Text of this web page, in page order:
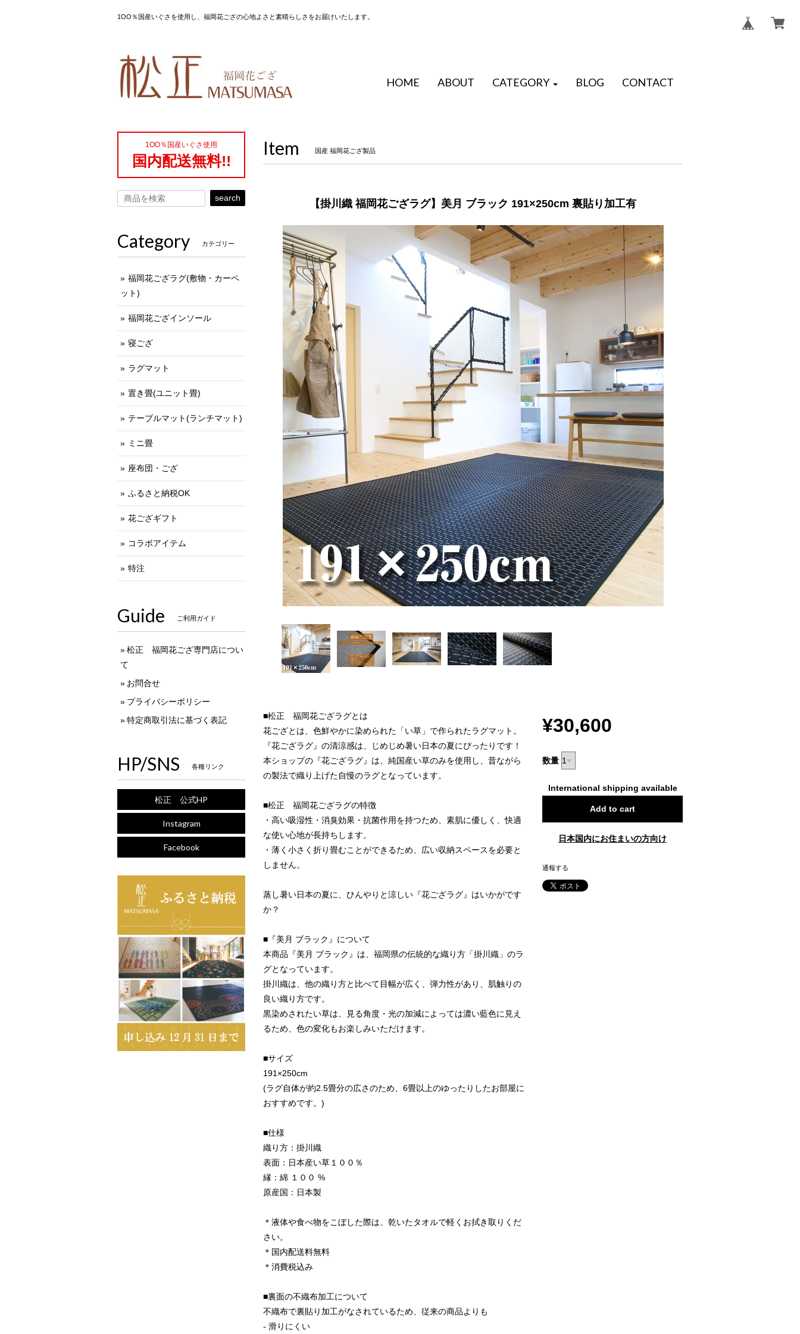
1OO％国産いぐさを使用し、福岡花ござの心地よさと素晴らしさをお届けいたします。
HOME ABOUT CATEGORY BLOG CONTACT
Item 国産 福岡花ござ製品
【掛川織 福岡花ござラグ】美月 ブラック 191×250cm 裏貼り加工有
■松正 福岡花ござラグとは
花ござとは、色鮮やかに染められた「い草」で作られたラグマット。
『花ござラグ』の清涼感は、じめじめ暑い日本の夏にぴったりです！
本ショップの『花ござラグ』は、純国産い草のみを使用し、昔ながら
の製法で織り上げた自慢のラグとなっています。
■松正 福岡花ござラグの特徴
・高い吸湿性・消臭効果・抗菌作用を持つため、素肌に優しく、快適
な使い心地が長持ちします。
・薄く小さく折り畳むことができるため、広い収納スペースを必要と
しません。
蒸し暑い日本の夏に、ひんやりと涼しい『花ござラグ』はいかがです
か？
■『美月 ブラック』について
本商品『美月 ブラック』は、福岡県の伝統的な織り方「掛川織」のラ
グとなっています。
掛川織は、他の織り方と比べて目幅が広く、弾力性があり、肌触りの
良い織り方です。
黒染めされたい草は、見る角度・光の加減によっては濃い藍色に見え
るため、色の変化もお楽しみいただけます。
■サイズ
191×250cm
(ラグ自体が約2.5畳分の広さのため、6畳以上のゆったりしたお部屋に
おすすめです。)
■仕様
織り方：掛川織
表面：日本産い草１００％
縁：綿 １００ %
原産国：日本製
＊液体や食べ物をこぼした際は、乾いたタオルで軽くお拭き取りくだ
さい。
＊国内配送料無料
＊消費税込み
■裏面の不織布加工について
不織布で裏貼り加工がなされているため、従来の商品よりも
- 滑りにくい
¥30,600
数量
International shipping available
Add to cart
日本国内にお住まいの方向け
通報する
1OO％国産いぐさ使用
国内配送無料!!
search
Category カテゴリー
福岡花ござラグ(敷物・カーペ
ット)
福岡花ござインソール
寝ござ
ラグマット
置き畳(ユニット畳)
テーブルマット(ランチマット)
ミニ畳
座布団・ござ
ふるさと納税OK
花ござギフト
コラボアイテム
特注
Guide ご利用ガイド
松正 福岡花ござ専門店につい
て
お問合せ
プライバシーポリシー
特定商取引法に基づく表記
HP/SNS 各種リンク
松正 公式HP
Instagram
Facebook